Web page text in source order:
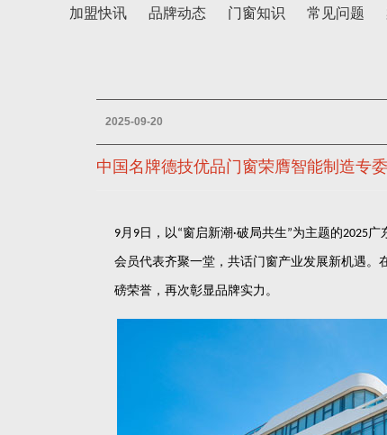
加盟快讯 品牌动态 门窗知识 常见问题
2025-09-20
中国名牌德技优品门窗荣膺智能制造专
9 月 9 日，以 “窗启新潮·破局共生”为主题的2025广
会员代表齐聚一堂，共话门窗产业发展新机遇
磅荣誉，再次彰显品牌实力。